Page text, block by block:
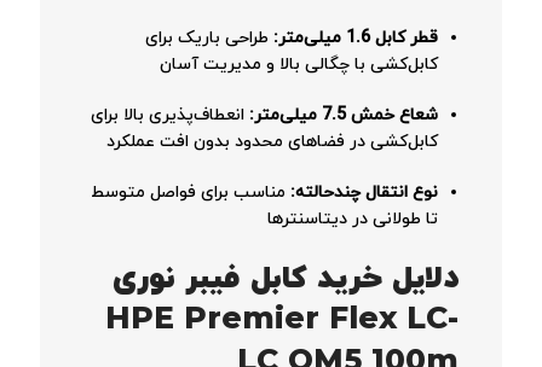
قطر کابل 1.6 میلی‌متر:
طراحی باریک برای
کابل‌کشی با چگالی بالا و مدیریت آسان
شعاع خمش 7.5 میلی‌متر:
انعطاف‌پذیری بالا برای
کابل‌کشی در فضاهای محدود بدون افت عملکرد
نوع انتقال چندحالته: مناسب برای فواصل متوسط
تا طولانی در دیتاسنترها
دلایل خرید کابل فیبر نوری
HPE Premier Flex LC-